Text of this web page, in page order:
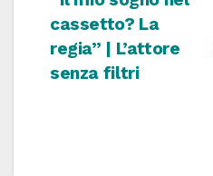
cassetto? La
regia” | L’attore
senza filtri